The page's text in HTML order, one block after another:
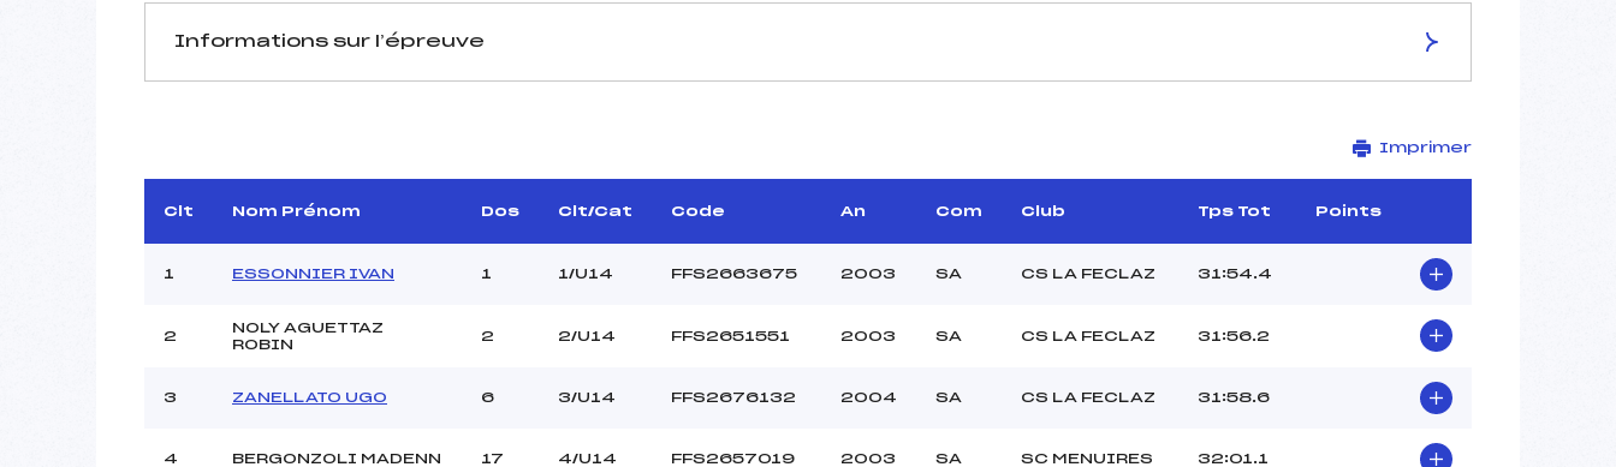
Informations sur l’épreuve
D.T Adjoint :
–
Dir. Epreuve :
Site de Replis
Distance :
3 km
Point Haut :
Pénalité appliquée :
–
Imprimer
Clt Nom Prénom Dos Clt/Cat Code An Com Club Tps Tot Points
1 ESSONNIER IVAN 1 1/U14 FFS2663675 2003 SA CS LA FECLAZ 31:54.4
2
NOLY AGUETTAZ
ROBIN
2 2/U14 FFS2651551 2003 SA CS LA FECLAZ 31:56.2
3 ZANELLATO UGO 6 3/U14 FFS2676132 2004 SA CS LA FECLAZ 31:58.6
4 BERGONZOLI MADENN 17 4/U14 FFS2657019 2003 SA SC MENUIRES 32:01.1